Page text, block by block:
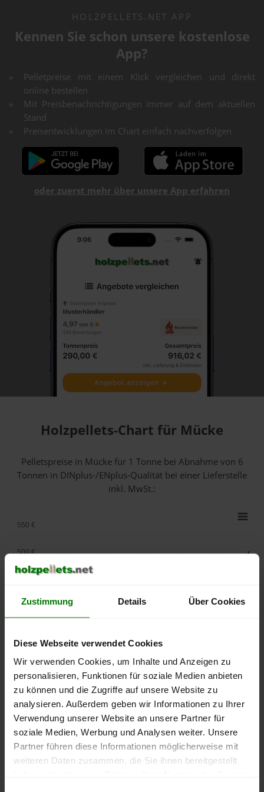
Zustimmung Details Über Cookies
Diese Webseite verwendet Cookies
Wir verwenden Cookies, um Inhalte und Anzeigen zu
personalisieren, Funktionen für soziale Medien anbieten
zu können und die Zugriffe auf unsere Website zu
analysieren. Außerdem geben wir Informationen zu Ihrer
Verwendung unserer Website an unsere Partner für
soziale Medien, Werbung und Analysen weiter. Unsere
Partner führen diese Informationen möglicherweise mit
weiteren Daten zusammen, die Sie ihnen bereitgestellt
HOLZPELLETS.NET APP
Kennen Sie schon unsere kostenlose
App?
Pelletpreise mit einem Klick vergleichen und direkt
online bestellen
Mit Preisbenachrichtigungen immer auf dem aktuellen
Stand
Preisentwicklungen im Chart einfach nachverfolgen
oder zuerst mehr über unsere App erfahren
Holzpellets-Chart für Mücke
Pelletspreise in Mücke für 1 Tonne bei Abnahmevon 6
Tonnen in DINplus-/ENplus-Qualität bei einer Lieferstelle
inkl. MwSt.:
lose Ware Sackware
2025
2026
2026
250 €
300 €
400 €
500 €
550 €
Die aktuelle Preisentwicklung für Holzpellets in Deutschland
können Sie jederzeit auf unsererPelletspreise-Seite